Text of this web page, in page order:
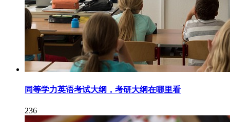
同等学力英语考试大纲，考研大纲在哪里看
236